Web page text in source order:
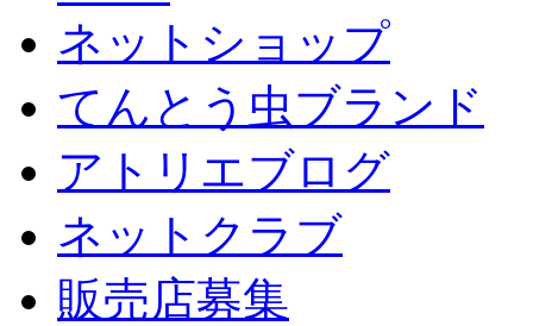
ネットショップ
てんとう虫ブランド
アトリエブログ
ネットクラブ
販売店募集